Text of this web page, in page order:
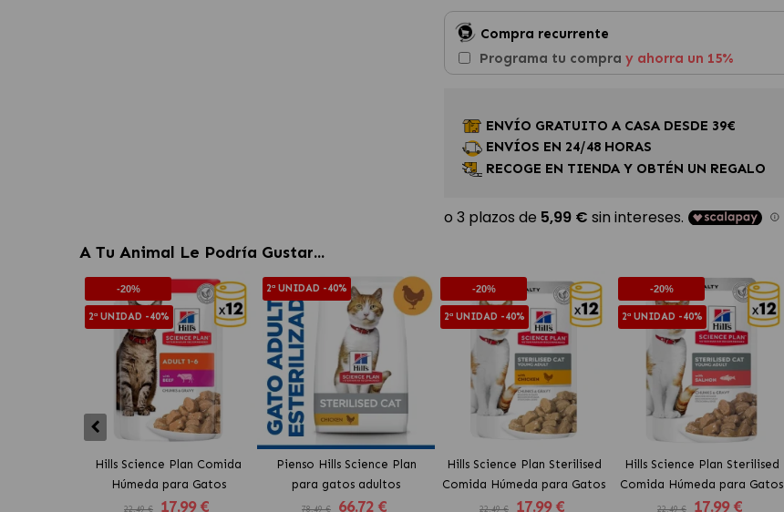
Compra recurrente
Programa tu compra y ahorra un 15%
ENVÍO GRATUITO A CASA DESDE 39€
ENVÍOS EN 24/48 HORAS
RECOGE EN TIENDA Y OBTÉN UN REGALO
A Tu Animal Le Podría Gustar...
-20%
2ª UNIDAD -40%
Hills Science Plan Comida
Húmeda para Gatos
Bocaditos en Salsa con
22.49 € 17.99 €
2ª UNIDAD -40%
Pienso Hills Science Plan
para gatos adultos
esterilizados con pollo
78.49 € 66.72 €
-20%
2ª UNIDAD -40%
Hills Science Plan Sterilised
Comida Húmeda para Gatos
Esterilizados Bocaditos en
22.49 € 17.99 €
-20%
2ª UNIDAD -40%
Hills Science Plan Sterilised
Comida Húmeda para Gatos
Esterilizados Bocaditos en
22.49 € 17.99 €